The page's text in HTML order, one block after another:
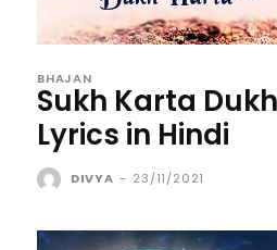
BHAJAN
Sukh Karta
Lyrics in Hindi
DIVYA - 23/11/2021